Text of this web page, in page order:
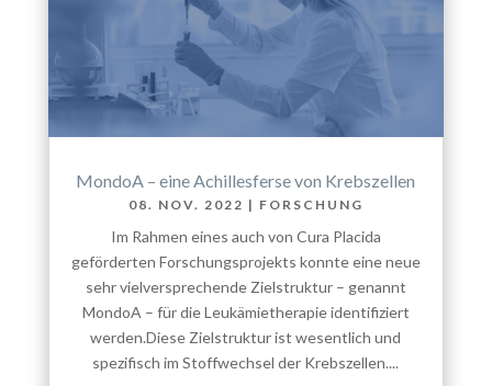
MondoA – eine Achillesferse von Krebszellen
08. NOV. 2022 | FORSCHUNG
Im Rahmen eines auch von Cura Placida
geförderten Forschungsprojekts konnte eine neue
sehr vielversprechende Zielstruktur – genannt
MondoA – für die Leukämietherapie identifiziert
werden.Diese Zielstruktur ist wesentlich und
spezifisch im Stoffwechsel der Krebszellen....